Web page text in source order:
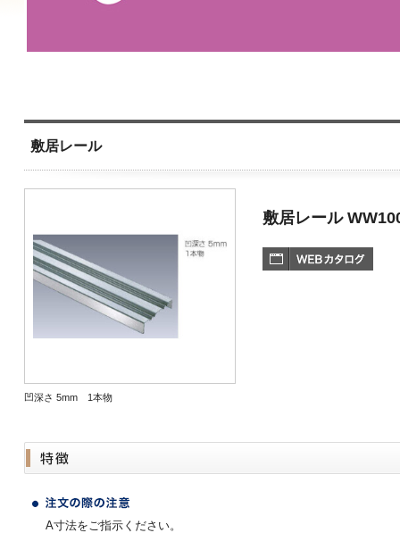
敷居レール
凹深さ 5mm 1本物
敷居レール
A寸法をご指示ください。